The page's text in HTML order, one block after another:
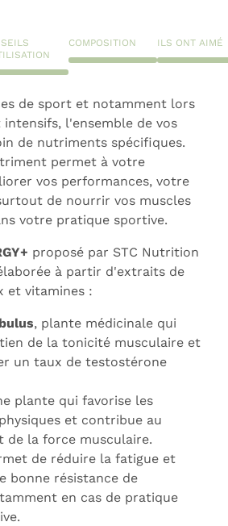
COMPOSITION ILS ONT AIMÉ
de sport et notamment lors
l'ensemble de vos
de nutriments spécifiques.
permet à votre
vos performances, votre
de nourrir vos muscles
votre pratique sportive.
proposé par STC Nutrition
à partir d'extraits de
et vitamines :
, plante médicinale qui
de la tonicité musculaire et
un taux de testostérone
plante qui favorise les
et contribue au
de la force musculaire.
de réduire la fatigue et
bonne résistance de
en cas de pratique